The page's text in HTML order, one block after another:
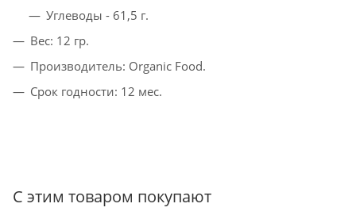
Углеводы - 61,5 г.
Вес: 12 гр.
Производитель: Organic Food.
Срок годности: 12 мес.
С этим товаром покупают